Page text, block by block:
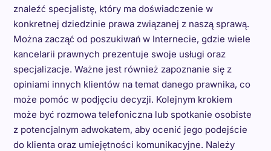
znaleźć specjalistę, który ma doświadczenie w
konkretnej dziedzinie prawa związanej z naszą sprawą.
Można zacząć od poszukiwań w Internecie, gdzie wiele
kancelarii prawnych prezentuje swoje usługi oraz
specjalizacje. Ważne jest również zapoznanie się z
opiniami innych klientów na temat danego prawnika, co
może pomóc w podjęciu decyzji. Kolejnym krokiem
może być rozmowa telefoniczna lub spotkanie osobiste
z potencjalnym adwokatem, aby ocenić jego podejście
do klienta oraz umiejętności komunikacyjne. Należy